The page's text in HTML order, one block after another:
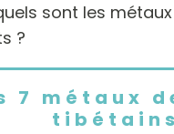
sont les
?
7 métaux
tibétains